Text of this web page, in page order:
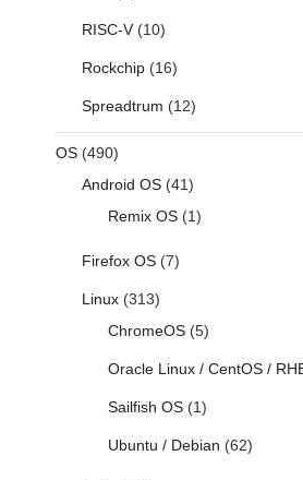
RISC-V(10)
Rockchip(16)
Spreadtrum (12)
OS(490)
Android OS(41)
Remix OS(1)
Firefox OS(7)
Linux(313)
ChromeOS(5)
Oracle Linux / CentOS /
Sailfish OS(1)
Ubuntu / Debian (62)